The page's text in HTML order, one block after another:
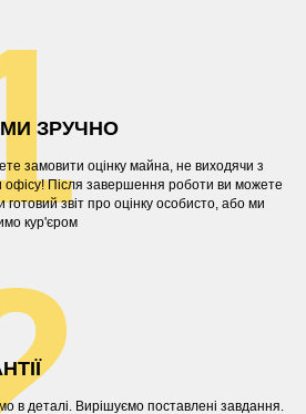
ЗРУЧНО
замовити оцінку майна, не виходячи з
офісу! Після завершення роботи ви можете
готовий звіт про оцінку особисто, або ми
кур'єром
в деталі. Вирішуємо поставлені завдання.